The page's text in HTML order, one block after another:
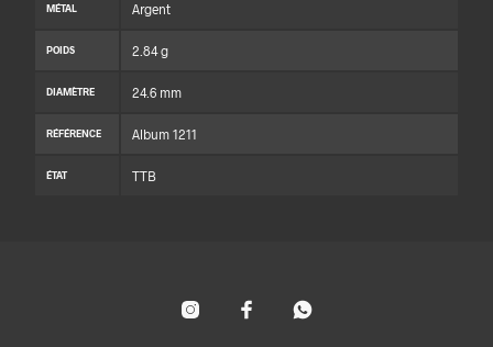
MÉTAL Argent
POIDS 2.84 g
DIAMÈTRE 24.6 mm
RÉFÉRENCE Album 1211
ÉTAT TTB